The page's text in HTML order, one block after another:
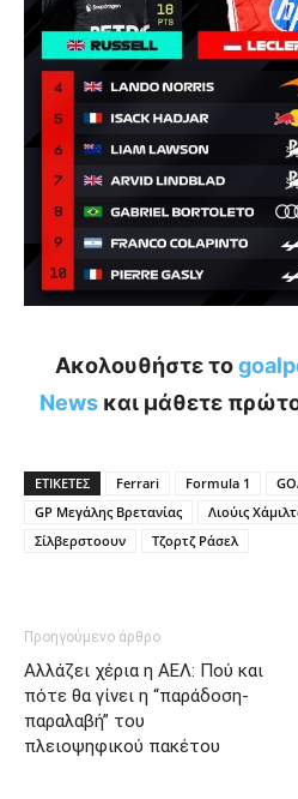
Ακολουθήστε το
News και μάθετε
ΕΤΙΚΕΤΕΣ Ferrari Formula 1
GP Μεγάλης Βρετανίας
Λιούις
Σίλβερστοουν
Τζορτζ Ράσελ
Προηγούμενο άρθρο
Αλλάζει χέρια η ΑΕΛ: Πού και
πότε θα γίνει η “παράδοση-
παραλαβή” του
πλειοψηφικού πακέτου